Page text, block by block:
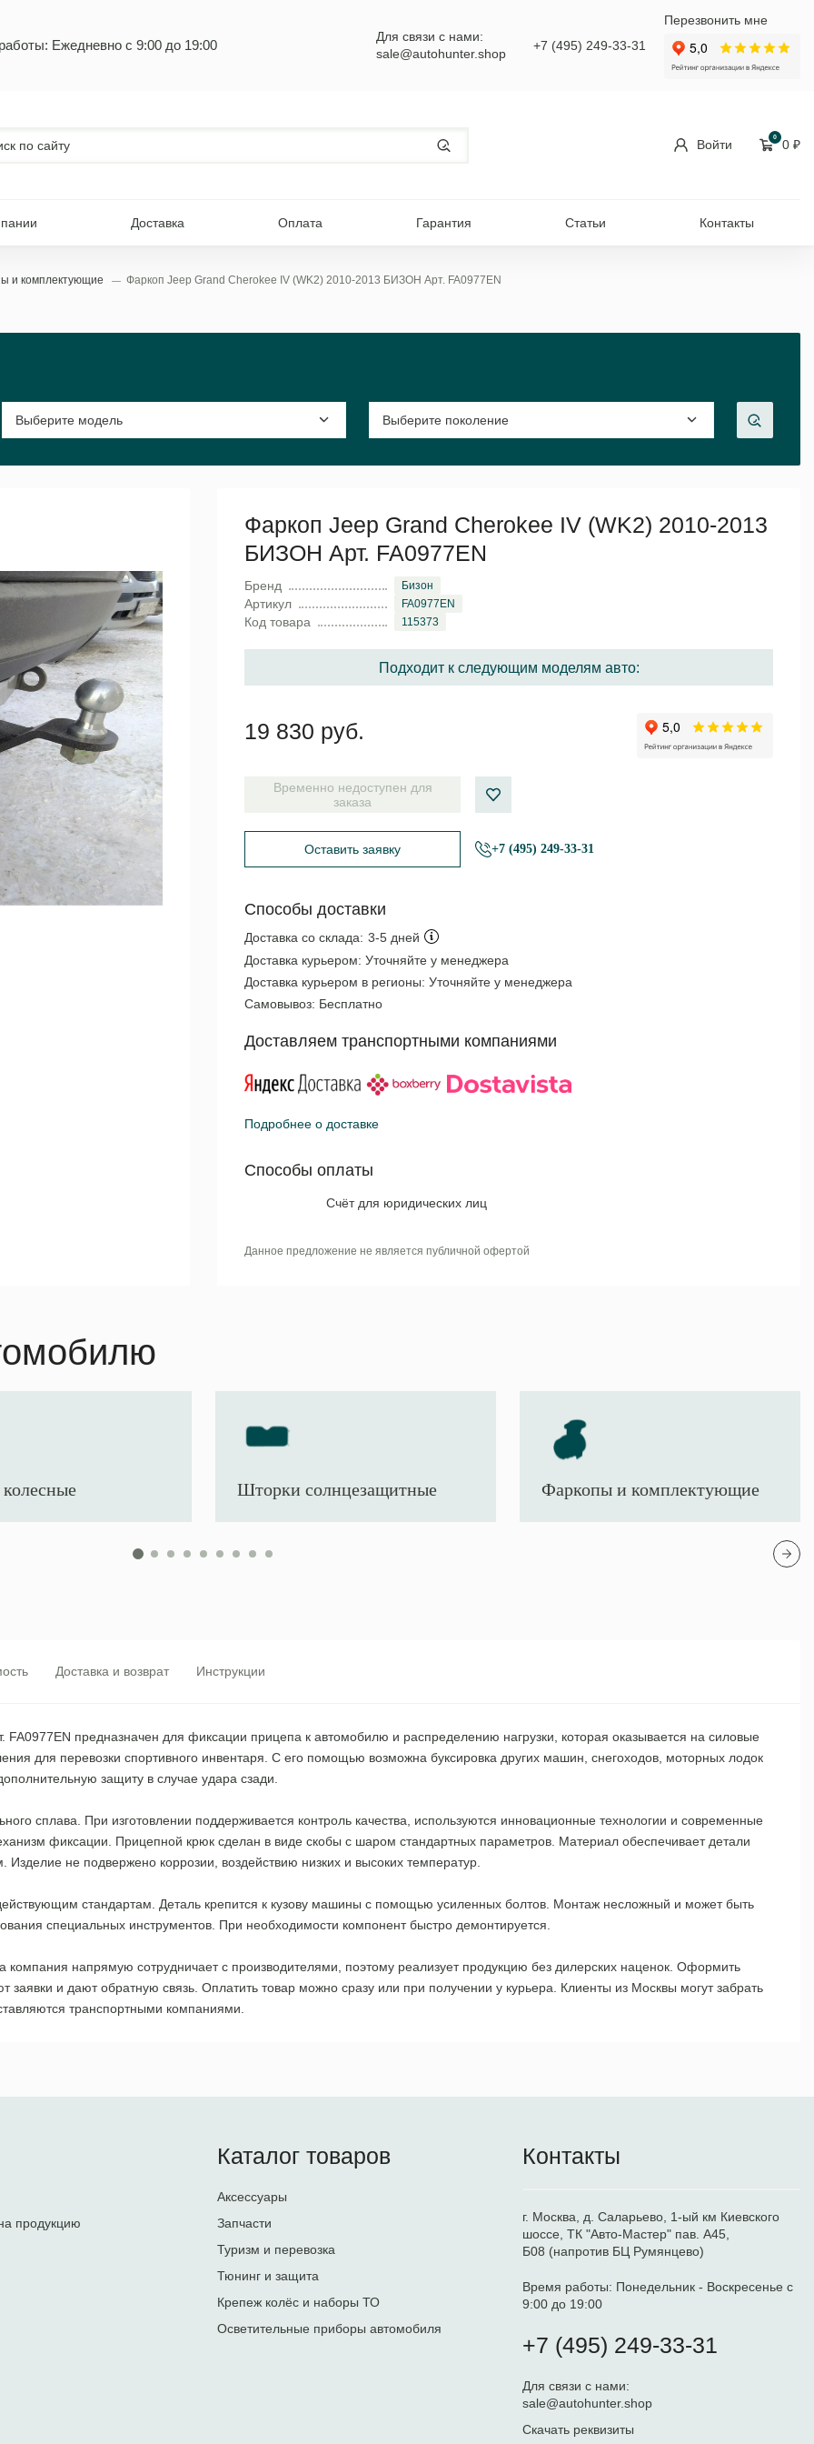
Ежедневно с 9:00 до 19:00
Для связи с нами:
sale@autohunter.shop
+7 (495) 249-33-31
Перезвонить мне
Войти
0
0 ₽
Доставка Оплата Гарантия Статьи Контакты
и комплектующие Фаркоп Jeep Grand Cherokee IV (WK2) 2010-2013 БИЗОН Арт. FA0977EN
Фаркоп Jeep Grand Cherokee IV (WK2) 2010-2013
БИЗОН Арт. FA0977EN
Бренд Бизон
Артикул FA0977EN
Код товара 115373
Подходит к следующим моделям авто:
19 830 руб.
Временно недоступен для
заказа
Оставить заявку +7 (495) 249-33-31
Способы доставки
Доставка со склада: 3-5 дней
Доставка курьером: Уточняйте у менеджера
Доставка курьером в регионы: Уточняйте у менеджера
Самовывоз: Бесплатно
Доставляем транспортными компаниями
Подробнее о доставке
Способы оплаты
Счёт для юридических лиц
Данное предложение не является публичной офертой
Шторки солнцезащитные Фаркопы и комплектующие
Доставка и возврат Инструкции
предназначен для фиксации прицепа к автомобилю и распределению нагрузки, которая оказывается на силовые
для перевозки спортивного инвентаря. С его помощью возможна буксировка других машин, снегоходов, моторных лодок
защиту в случае удара сзади.
сплава. При изготовлении поддерживается контроль качества, используются инновационные технологии и современные
фиксации. Прицепной крюк сделан в виде скобы с шаром стандартных параметров. Материал обеспечивает детали
не подвержено коррозии, воздействию низких и высоких температур.
стандартам. Деталь крепится к кузову машины с помощью усиленных болтов. Монтаж несложный и может быть
специальных инструментов. При необходимости компонент быстро демонтируется.
напрямую сотрудничает с производителями, поэтому реализует продукцию без дилерских наценок. Оформить
и дают обратную связь. Оплатить товар можно сразу или при получении у курьера. Клиенты из Москвы могут забрать
транспортными компаниями.
продукцию
Каталог товаров
Аксессуары
Запчасти
Туризм и перевозка
Тюнинг и защита
Крепеж колёс и наборы ТО
Осветительные приборы автомобиля
Контакты
г. Москва, д. Саларьево, 1-ый км Киевского
шоссе, ТК "Авто-Мастер" пав. А45,
Б08 (напротив БЦ Румянцево)
Время работы: Понедельник - Воскресенье с
9:00 до 19:00
+7 (495) 249-33-31
Для связи с нами:
sale@autohunter.shop
Скачать реквизиты